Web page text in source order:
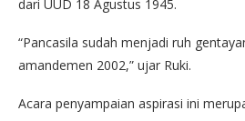
dari UUD 18 Agustus 1945.
“Pancasila sudah menjadi ruh
amandemen 2002,” ujar Ruki.
Acara penyampaian aspirasi ini